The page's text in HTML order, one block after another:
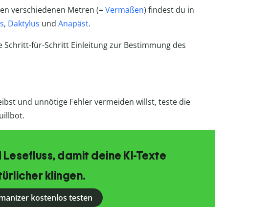
verschiedenen Metren (=Vermaßen) findest du in
, Daktylus und Anapäst.
Schritt-für-Schritt Einleitung zur Bestimmung des
und unnötige Fehler vermeiden willst, teste die
damit deine KI-Texte
klingen.
kostenlos testen